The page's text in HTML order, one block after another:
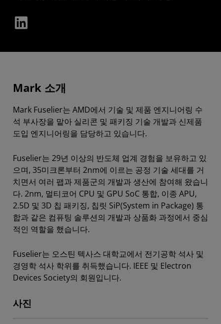
Mark 소개
Mark Fuselier는 AMD에서 기술 및 제품 엔지니어링 수
석 부사장을 맡아 실리콘 및 패키징 기술 개발과 신제품
도입 엔지니어링을 담당하고 있습니다.
Fuselier는 29년 이상의 반도체 업계 경험을 보유하고 있
으며, 35미크론부터 2nm에 이르는 공정 기술 세대를 거
치면서 여러 팹과 제품군의 개발과 생산에 참여해 왔습니
다. 2nm, 멀티코어 CPU 및 GPU SoC 통합, 이종 APU,
2.5D 및 3D 칩 패키징, 칩릿 SiP(System in Package) 통
합과 같은 컴퓨팅 솔루션의 개발과 상품화 과정에서 중심
적인 역할을 했습니다.
Fuselier는 오스틴 텍사스 대학교에서 전기공학 석사 및
경영학 석사 학위를 취득했습니다. IEEE 및 Electron
Devices Society의 회원입니다.
사진